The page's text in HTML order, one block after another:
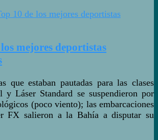
mejores deportistas
que estaban pautadas para las clases
y Láser Standard se suspendieron por
(poco viento); las embarcaciones
FX salieron a la Bahía a disputar su